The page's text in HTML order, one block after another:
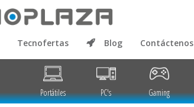
Tecnofertas Blog Contáctenos
Portátiles PC's Gaming